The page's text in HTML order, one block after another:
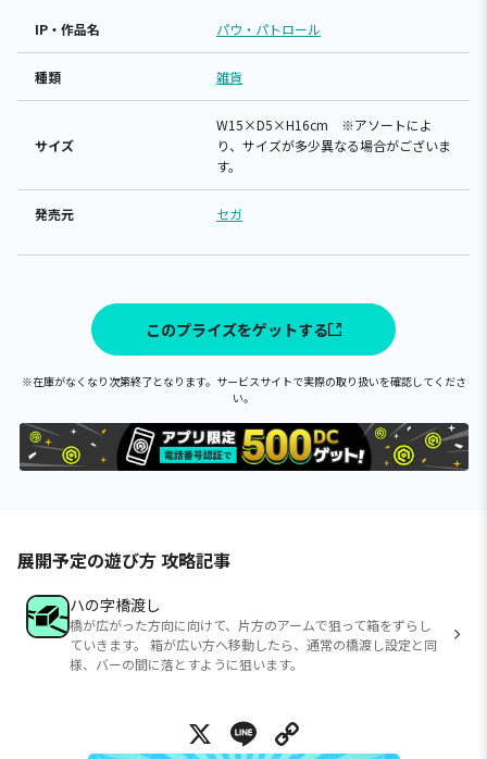
IP・作品名 パウ・パトロール
種類 雑貨
サイズ
W15×D5×H16cm ※アソートによ
り、サイズが多少異なる場合がございま
す。
発売元 セガ
このプライズをゲットする
※在庫がなくなり次第終了となります。サービスサイトで実際の取り扱いを確認してくださ
い。
展開予定の遊び方 攻略記事
ハの字橋渡し
橋が広がった方向に向けて、片方のアームで狙って箱をずらし
ていきます。 箱が広い方へ移動したら、通常の橋渡し設定と同
様、バーの間に落とすように狙います。
X Line